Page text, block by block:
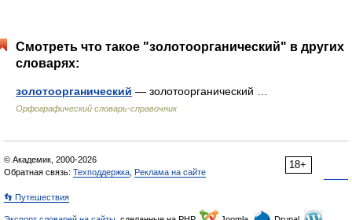
Смотреть что такое "золотоорганический" в других
словарях:
золотоорганический — золотоорганический …
Орфографический словарь-справочник
18+
© Академик, 2000-2026
Обратная связь: Техподдержка Реклама на сайте
👣 Путешествия